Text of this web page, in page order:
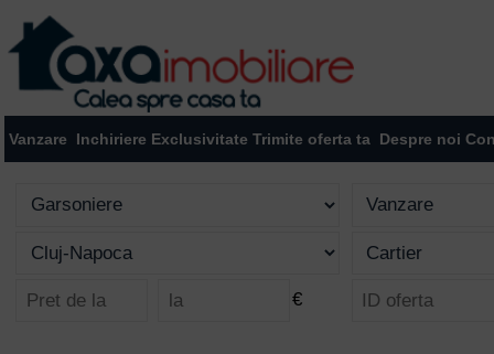
Vanzare Inchiriere Exclusivitate Trimite oferta ta Despre noi
€